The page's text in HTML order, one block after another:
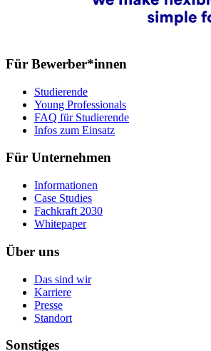
Für Bewerber*innen
Studierende
Young Professionals
FAQ für Studierende
Infos zum Einsatz
Für Unternehmen
Informationen
Case Studies
Fachkraft 2030
Whitepaper
Über uns
Das sind wir
Karriere
Presse
Standort
Sonstiges